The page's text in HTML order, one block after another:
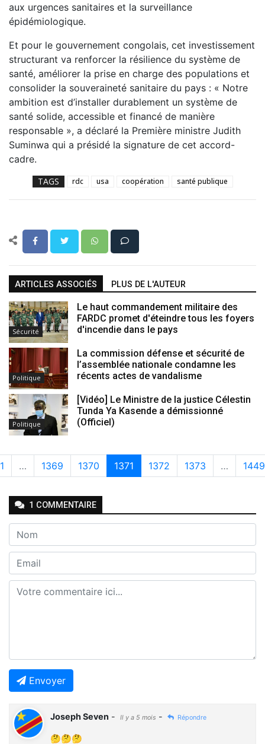
aux urgences sanitaires et la surveillance
épidémiologique.
Et pour le gouvernement congolais, cet investissement
structurant va renforcer la résilience du système de
santé, améliorer la prise en charge des populations et
consolider la souveraineté sanitaire du pays : « Notre
ambition est d’installer durablement un système de
santé solide, accessible et financé de manière
responsable », a déclaré la Première ministre Judith
Suminwa qui a présidé la signature de cet accord-
cadre.
TAGS rdc usa coopération santé publique
ARTICLES ASSOCIÉS PLUS DE L'AUTEUR
Sécurité
Le haut commandement militaire des
FARDC promet d'éteindre tous les foyers
d'incendie dans le pays
Politique
La commission défense et sécurité de
l’assemblée nationale condamne les
récents actes de vandalisme
Politique
[Vidéo] Le Ministre de la justice Célestin
Tunda Ya Kasende a démissionné
(Officiel)
1 … 1369 1370 1371 1372 1373 … 1449
1 COMMENTAIRE
Envoyer
Joseph Seven - Il y a 5 mois - Répondre
🤔🤔🤔